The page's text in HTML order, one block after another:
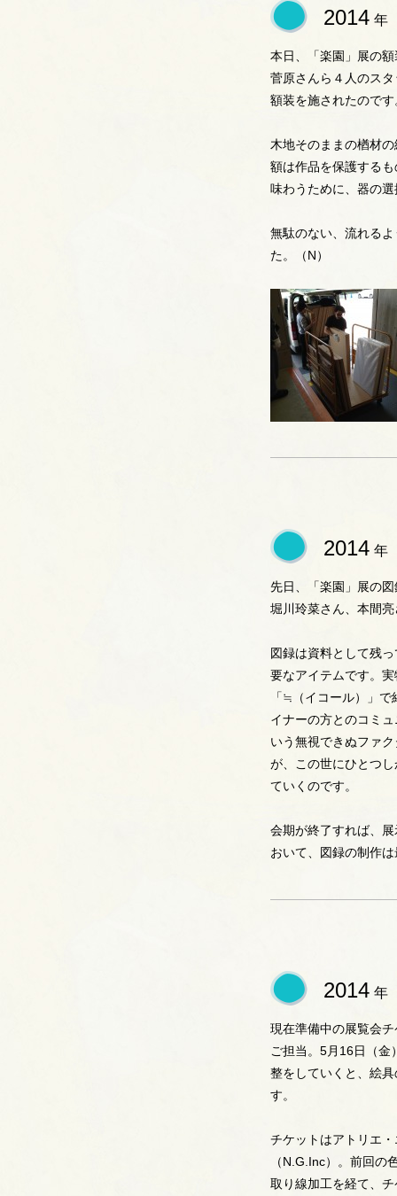
2014 年
本日、「楽園」展の
菅原さんら４人のス
額装を施されたのです
木地そのままの楢材
額は作品を保護する
味わうために、器の
無駄のない、流れる
た。（N）
2014 年
先日、「楽園」展の
堀川玲菜さん、本間
図録は資料として残
要なアイテムです。
「≒（イコール）」
イナーの方とのコミ
いう無視できぬファ
が、この世にひとつ
ていくのです。
会期が終了すれば、
おいて、図録の制作
2014 年
現在準備中の展覧会
ご担当。5月16日（金
整をしていくと、絵
す。
チケットはアトリエ
（N.G.Inc）。前回
取り線加工を経て、